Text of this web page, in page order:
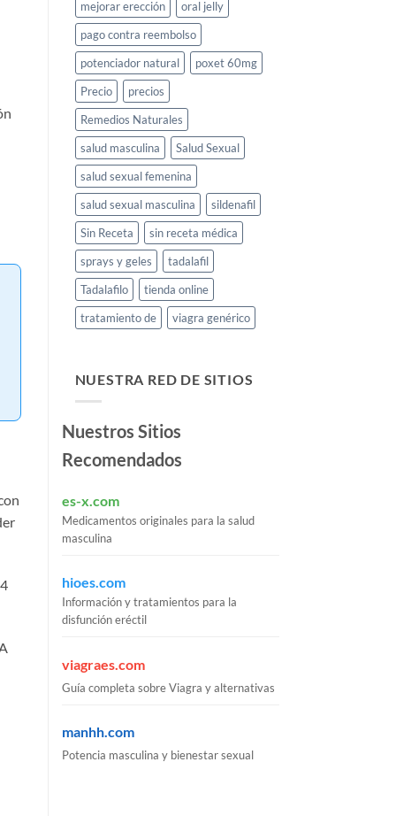
mejorar erección
oral jelly
pago contra reembolso
potenciador natural
poxet 60mg
Precio
precios
Remedios Naturales
salud masculina
Salud Sexual
salud sexual femenina
salud sexual masculina
sildenafil
Sin Receta
sin receta médica
sprays y geles
tadalafil
Tadalafilo
tienda online
tratamiento de
viagra genérico
NUESTRA RED DE SITIOS
Nuestros Sitios
Recomendados
es-x.com
Medicamentos originales para la salud
masculina
hioes.com
Información y tratamientos para la
disfunción eréctil
viagraes.com
Guía completa sobre Viagra y alternativas
manhh.com
Potencia masculina y bienestar sexual